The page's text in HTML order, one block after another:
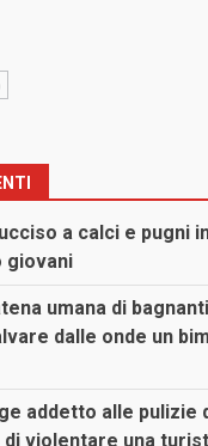
a calci e pugni
giovani
umana di
dalle onde un
addetto alle pulizie
violentare una